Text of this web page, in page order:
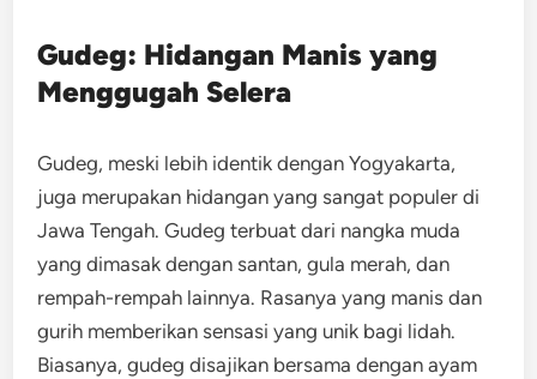
Gudeg: Hidangan Manis yang
Menggugah Selera
Gudeg, meski lebih identik dengan Yogyakarta,
juga merupakan hidangan yang sangat populer di
Jawa Tengah. Gudeg terbuat dari nangka muda
yang dimasak dengan santan, gula merah, dan
rempah-rempah lainnya. Rasanya yang manis dan
gurih memberikan sensasi yang unik bagi lidah.
Biasanya, gudeg disajikan bersama dengan ayam